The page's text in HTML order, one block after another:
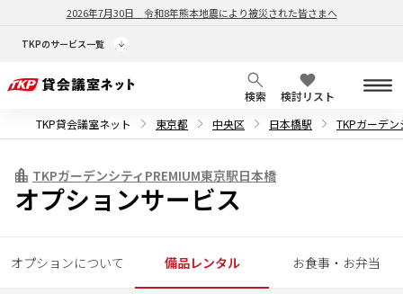
2026年7月30日 令和8年熊本地震により被災された皆さまへ
TKPのサービス一覧
検索
検討リスト
TKP貸会議室ネット
東京都 中央区 日本橋駅 TKPガーデン
TKPガーデンシティPREMIUM東京駅日本橋
オプションサービス
オプションについて 備品レンタル お食事・お弁当